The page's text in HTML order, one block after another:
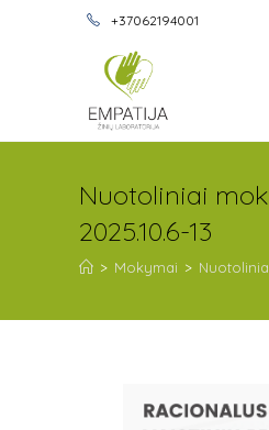
+37062194001
Nuotoliniai
2025.10.6-13
> Mokymai > Nuotoliniai